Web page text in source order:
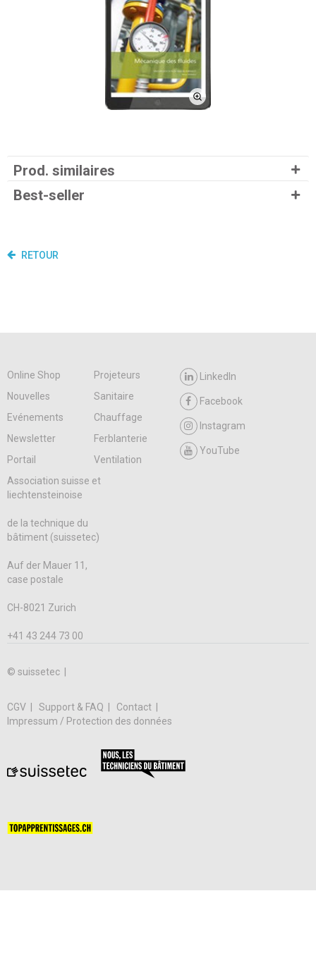
Prod. similaires
Best-seller
RETOUR
Online Shop
Projeteurs
Nouvelles
Sanitaire
Evénements
Chauffage
Newsletter
Ferblanterie
Portail
Ventilation
LinkedIn
Facebook
Instagram
YouTube
Association suisse et
liechtensteinoise
de la technique du
bâtiment (suissetec)
Auf der Mauer 11,
case postale
CH-8021 Zurich
+41 43 244 73 00
© suissetec |
CGV Support & FAQ
Contact
Impressum / Protection des données